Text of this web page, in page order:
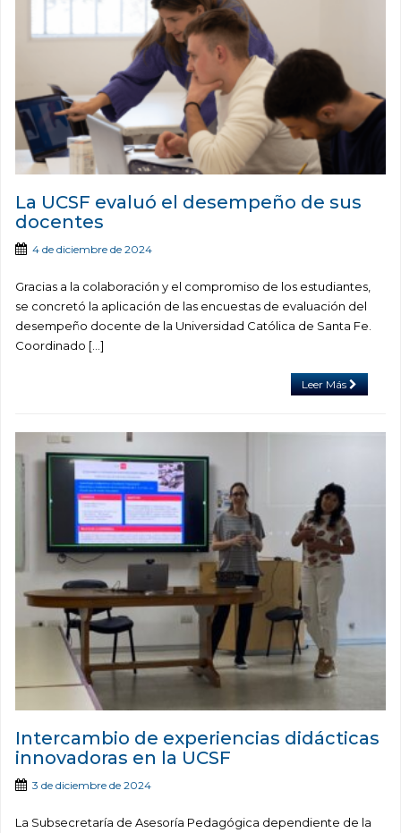
La UCSF evaluó el desempeño de sus
docentes
4 de diciembre de 2024
Gracias a la colaboración y el compromiso de los estudiantes,
se concretó la aplicación de las encuestas de evaluación del
desempeño docente de la Universidad Católica de Santa Fe.
Coordinado […]
Leer Más
Intercambio de experiencias didácticas
innovadoras en la UCSF
3 de diciembre de 2024
La Subsecretaría de Asesoría Pedagógica dependiente de la